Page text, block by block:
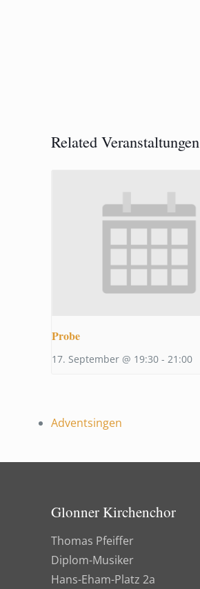
Related Veranstaltungen
Probe
17. September @ 19:30 - 21:00
Adventsingen
Glonner Kirchenchor
Thomas Pfeiffer
Diplom-Musiker
Hans-Eham-Platz 2a